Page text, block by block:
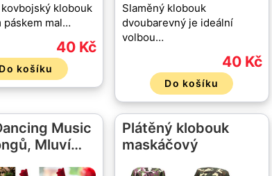
klobouk
páskem mal…
40 Kč
Do košíku
Slaměný klobouk
dvoubarevný je ideální
volbou…
40 Kč
Do košíku
Music
Mluví…
Plátěný klobouk
maskáčový